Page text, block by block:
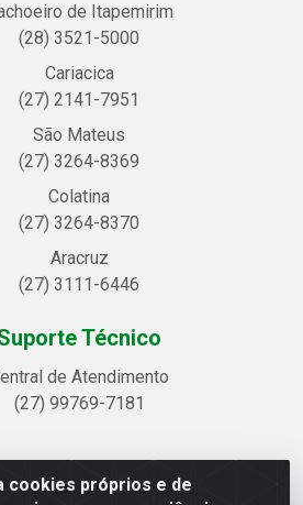
cookies próprios e de
de Itapemirim
(28) 3521-5000
Cariacica
(27) 2141-7951
São Mateus
(27) 3264-8369
Colatina
(27) 3264-8370
Aracruz
(27) 3111-6446
Técnico
de Atendimento
(27) 99769-7181
LTDA - Avenida Alegre, 2521 -